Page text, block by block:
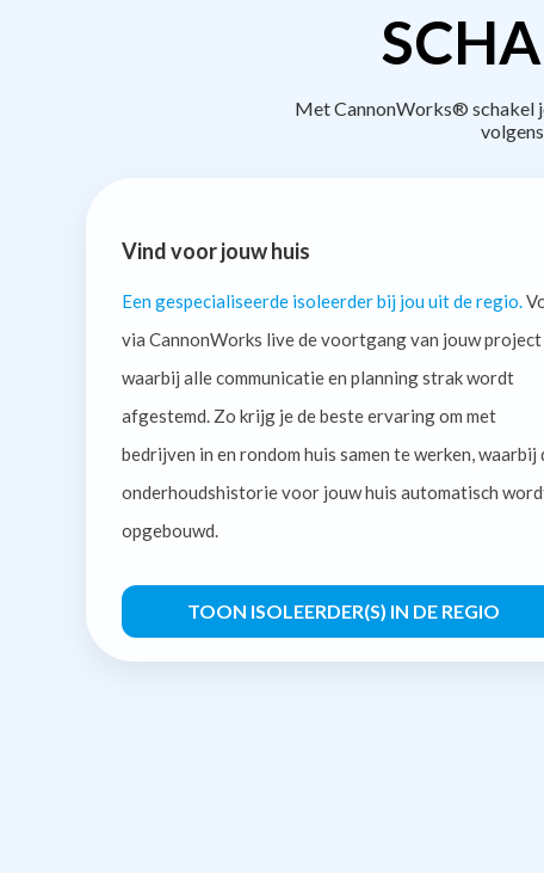
Met CannonWorks® schakel
Vind voor jouw huis
Een gespecialiseerde isoleerder bij jou uit de regio.
via CannonWorks live de voortgang van jouw project
waarbij alle communicatie en planning strak wordt
afgestemd. Zo krijg je de beste ervaring om met
bedrijven in en rondom huis samen te werken, waarbij
onderhoudshistorie voor jouw huis automatisch
opgebouwd.
TOON ISOLEERDER(S) IN DE REGIO